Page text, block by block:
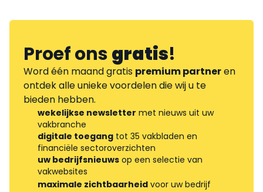
Proef onsgratis!
Word één maand gratis premium partneren
ontdek alle unieke voordelen die wij u te
bieden hebben.
wekelijkse newsletter met nieuws uit uw
vakbranche
digitale toegang tot 35 vakbladen en
financiële sectoroverzichten
uw bedrijfsnieuws op een selectie van
vakwebsites
maximale zichtbaarheid voor uw bedrijf